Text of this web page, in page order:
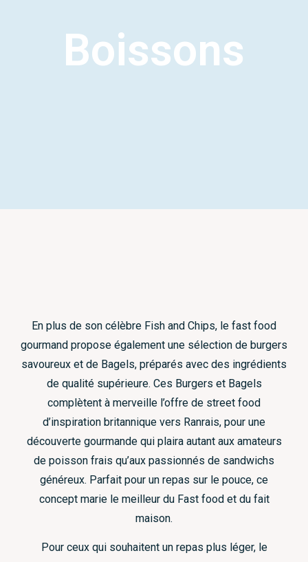
Boissons
En plus de son célèbre Fish and Chips, le fast food
gourmand propose également une sélection de burgers
savoureux et de Bagels, préparés avec des ingrédients
de qualité supérieure. Ces Burgers et Bagels
complètent à merveille l’offre de street food
d’inspiration britannique vers Ranrais, pour une
découverte gourmande qui plaira autant aux amateurs
de poisson frais qu’aux passionnés de sandwichs
généreux. Parfait pour un repas sur le pouce, ce
concept marie le meilleur du Fast food et du fait
maison.
Pour ceux qui souhaitent un repas plus léger, le